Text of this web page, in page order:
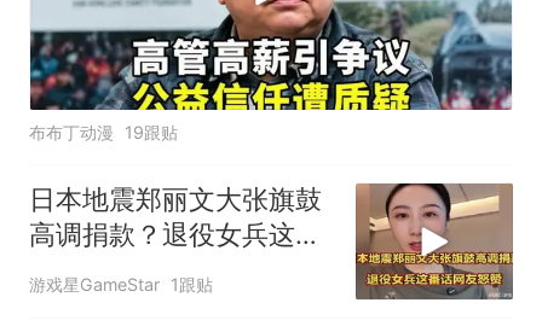
布布丁动漫 19跟贴
日本地震郑丽文大张旗鼓
高调捐款？退役女兵这番
话网友怒赞
游戏星GameStar 1跟贴